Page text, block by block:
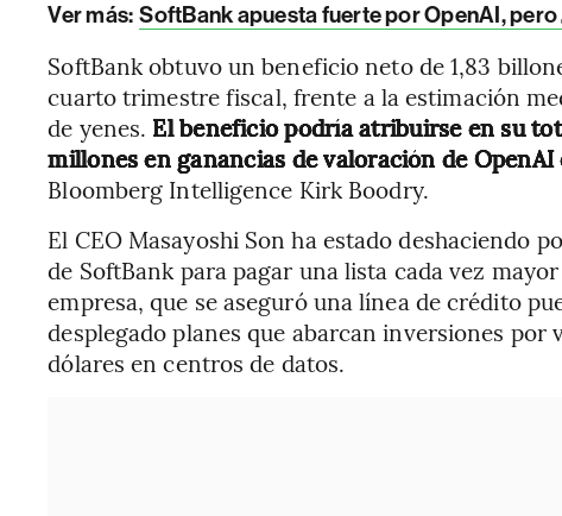
Ver más: SoftBank apuesta fuerte por OpenAI, pero
SoftBank obtuvo un beneficio neto de 1,83
cuarto trimestre fiscal, frente a la estimación
de yenes. El beneficio podría atribuirse en su
millones en ganancias de valoración de
Bloomberg Intelligence Kirk Boodry.
El CEO Masayoshi Son ha estado deshaciendo
de SoftBank para pagar una lista cada vez
empresa, que se aseguró una línea de crédito
desplegado planes que abarcan inversiones
dólares en centros de datos.